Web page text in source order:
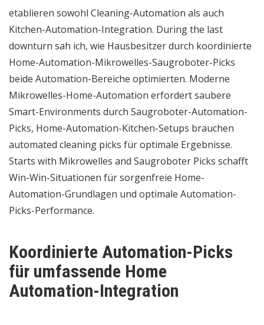
etablieren sowohl Cleaning-Automation als auch
Kitchen-Automation-Integration. During the last
downturn sah ich, wie Hausbesitzer durch koordinierte
Home-Automation-Mikrowelles-Saugroboter-Picks
beide Automation-Bereiche optimierten. Moderne
Mikrowelles-Home-Automation erfordert saubere
Smart-Environments durch Saugroboter-Automation-
Picks, Home-Automation-Kitchen-Setups brauchen
automated cleaning picks für optimale Ergebnisse.
Starts with Mikrowelles and Saugroboter Picks schafft
Win-Win-Situationen für sorgenfreie Home-
Automation-Grundlagen und optimale Automation-
Picks-Performance.
Koordinierte Automation-Picks
für umfassende Home
Automation-Integration